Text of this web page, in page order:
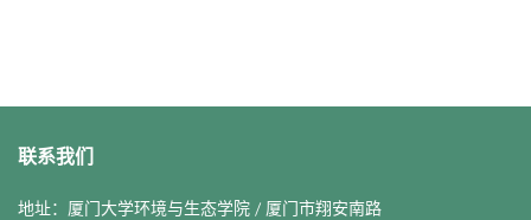
联系我们
地址：厦门大学环境与生态学院 / 厦门市翔安南路